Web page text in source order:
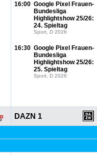
16:00 Google Pixel Frauen-
Bundesliga
Highlightshow 25/26:
24. Spieltag
Sport, D 2026
16:30 Google Pixel Frauen-
Bundesliga
Highlightshow 25/26:
25. Spieltag
Sport, D 2026
DAZN 1